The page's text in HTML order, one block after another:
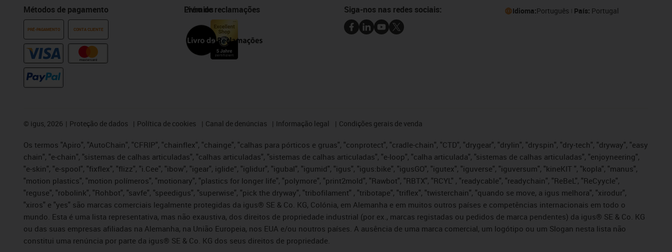
Métodos de pagamento
PRÉ-PAGAMENTO CONTA CLIENTE
Prémios
Livro de reclamações Siga-nos nas redes sociais: Idioma:Português País: Portugal
© igus, 2026 Proteção de dados Política de cookies Canal de denúncias Informação legal Condições gerais de venda
Os termos "Apiro", "AutoChain", "CFRIP", "chainflex", "chainge", "calhas para pórticos e gruas", "conprotect", "cradle-chain", "CTD", "drygear", "drylin", "dryspin", "dry-tech", "dryway", "easy
chain", "e-chain", "sistemas de calhas articuladas", "calhas articuladas", "sistemas de calhas articuladas", "e-loop", "calha articulada", "sistemas de calhas articuladas", "enjoyneering",
"e-skin", "e-spool", "fixflex", "flizz", "i.Cee", "ibow", "igear", iglide”, "iglidur", "igubal", "igumid", "igus", "igus:bike", "igusGO", "igutex", "iguverse", "iguversum", "kineKIT ", "kopla", "manus",
"motion plastics", "motion polímeros", "motionary", "plastics for longer life", "polymore", "print2mold", "Rawbot", "RBTX", "RCYL" , "readycable", "readychain", "ReBeL", "ReCyycle",
"reguse", "robolink", "Rohbot", "savfe", "speedigus", "superwise", "pick the dryway", "tribofilament" , "tribotape", "triflex", "twisterchain", "quando se move, a igus melhora", "xirodur",
"xiros" e "yes" são marcas comerciais legalmente protegidas da igus® SE & Co. KG, Colónia, em Alemanha e em muitos outros países e competências internacionais em todo o
mundo. Esta é uma lista representativa, mas não exaustiva, dos direitos de propriedade industrial (por ex., marcas registadas ou pedidos de marca pendentes) da igus® SE & Co. KG
ou das suas empresas afiliadas na Alemanha, na União Europeia, nos EUA e/ou noutros países. A ausência de uma marca comercial, um logótipo ou um Slogan nesta lista não
constitui uma renúncia por parte da igus® SE & Co. KG dos seus direitos de propriedade.